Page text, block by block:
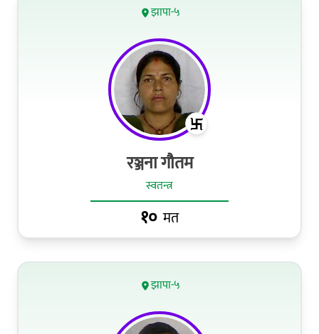
झापा-५
रञ्जना गौतम
स्वतन्त्र
१० मत
झापा-५